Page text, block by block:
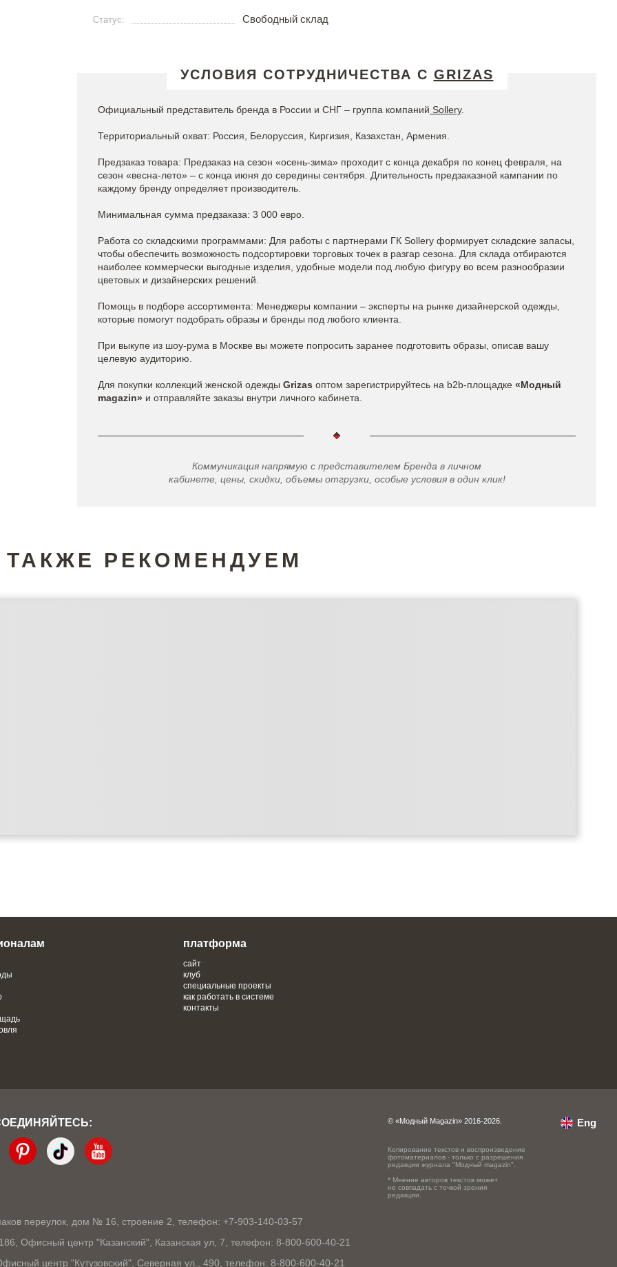
Статус: Свободный склад
УСЛОВИЯ СОТРУДНИЧЕСТВА С GRIZAS
Официальный представитель бренда в России и СНГ – группа компаний Sollery.
Территориальный охват: Россия, Белоруссия, Киргизия, Казахстан, Армения.
Предзаказ товара: Предзаказ на сезон «осень-зима» проходит с конца декабря по конец февраля, на
сезон «весна-лето» – с конца июня до середины сентября. Длительность предзаказной кампании по
каждому бренду определяет производитель.
Минимальная сумма предзаказа: 3 000 евро.
Работа со складскими программами: Для работы с партнерами ГК Sollery формирует складские запасы,
чтобы обеспечить возможность подсортировки торговых точек в разгар сезона. Для склада отбираются
наиболее коммерчески выгодные изделия, удобные модели под любую фигуру во всем разнообразии
цветовых и дизайнерских решений.
Помощь в подборе ассортимента: Менеджеры компании – эксперты на рынке дизайнерской одежды,
которые помогут подобрать образы и бренды под любого клиента.
При выкупе из шоу-рума в Москве вы можете попросить заранее подготовить образы, описав вашу
целевую аудиторию.
Для покупки коллекций женской одежды Grizas​ оптом зарегистрируйтесь на b2b-площадке «Модный
magazin» и отправляйте заказы внутри личного кабинета.
Коммуникация напрямую с представителем Бренда в личном
кабинете, цены, скидки, объемы отгрузки, особые условия в один клик!
ТАКЖЕ РЕКОМЕНДУЕМ
платформа
сайт
клуб
специальные проекты
как работать в системе
контакты
переулок, дом № 16, строение 2, телефон: +7-903-140-03-57
Офисный центр "Казанский", Казанская ул, 7, телефон: 8-800-600-40-21
центр "Кутузовский", Северная ул., 490, телефон: 8-800-600-40-21
© «Модный Magazin» 2016-2026.
Копирование текстов и воспроизведение
фотоматериалов - только с разрешения
редакции журнала "Модный magazin".
* Мнение авторов текстов может
не совпадать с точкой зрения
редакции.
Eng